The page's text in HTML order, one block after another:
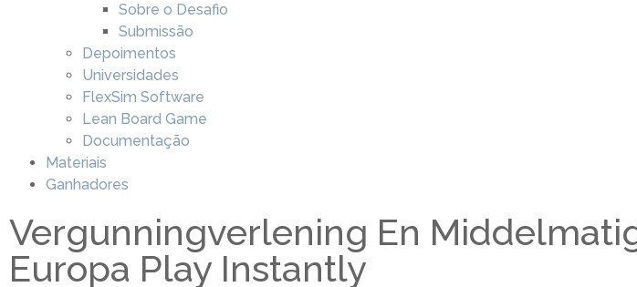
Sobre o Desafio
Submissão
Depoimentos
Universidades
FlexSim Software
Lean Board Game
Documentação
Materiais
Ganhadores
Vergunningverlening En
Europa Play Instantly